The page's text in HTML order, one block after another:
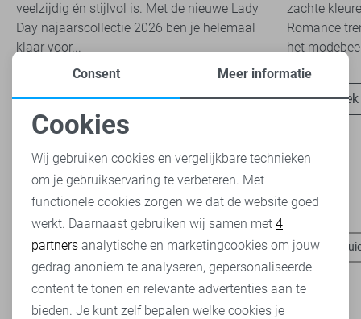
veelzijdig én stijlvol is. Met de nieuwe Lady
Day najaarscollectie 2026 ben je helemaal
klaar voor...
Ontdek nu
zachte
Romance
het
Heb je dit al eens bekeken?
Pieces t-shirts Pieces blazers Pieces tops Pieces
Noodzakelijke cookies
Personalisatie cookies
Analytische cookies
Marketing cookies
Consent Meer informatie
Cookies
Wij gebruiken cookies en vergelijkbare technieken
om je gebruikservaring te verbeteren. Met
functionele cookies zorgen we dat de website goed
werkt. Daarnaast gebruiken wij samen met 4
partners analytische en marketingcookies om jouw
gedrag anoniem te analyseren, gepersonaliseerde
content te tonen en relevante advertenties aan te
bieden. Je kunt zelf bepalen welke cookies je